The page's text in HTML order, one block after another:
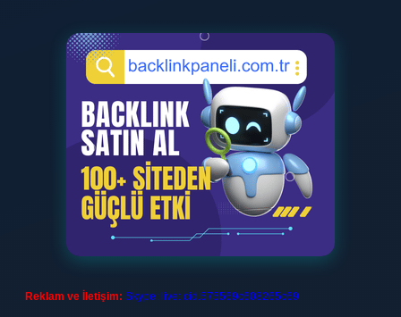
Reklam ve İletişim: Skype: live:.cid.575569c608265c69